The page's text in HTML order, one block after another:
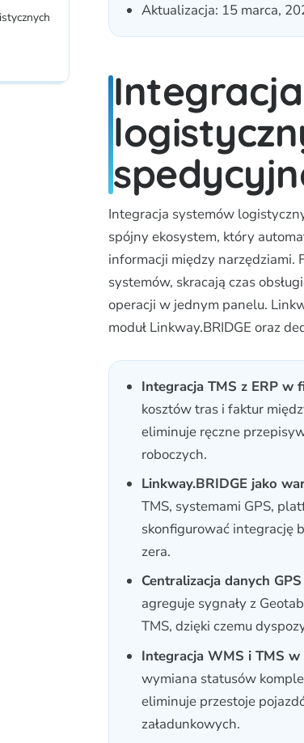
Aktualizacja: 15 marca,
Integracja systemów
spójny ekosystem, który
informacji między
systemów, skracają czas
operacji w jednym panelu.
moduł Linkway.BRIDGE oraz
Integracja TMS z ERP w
kosztów tras i faktur
eliminuje ręczne
roboczych.
Linkway.BRIDGE jako
TMS, systemami GPS,
skonfigurować integrację
zera.
Centralizacja danych
agreguje sygnały z
TMS, dzięki czemu
Integracja WMS i TMS
wymiana statusów
eliminuje przestoje
załadunkowych.